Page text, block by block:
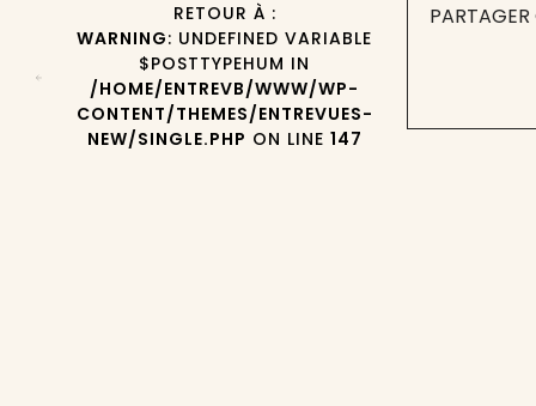
RETOUR À :
WARNING: UNDEFINED VARIABLE
$POSTTYPEHUM IN
/HOME/ENTREVB/WWW/WP-
CONTENT/THEMES/ENTREVUES-
NEW/SINGLE.PHP ON LINE 147